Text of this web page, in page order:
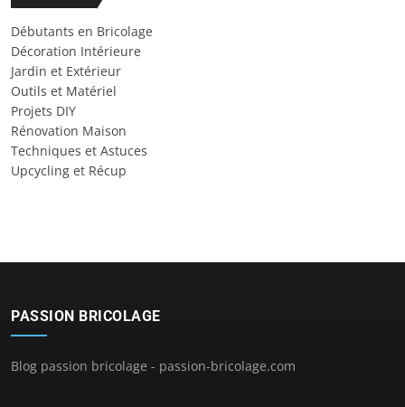
Débutants en Bricolage
Décoration Intérieure
Jardin et Extérieur
Outils et Matériel
Projets DIY
Rénovation Maison
Techniques et Astuces
Upcycling et Récup
PASSION BRICOLAGE
Blog passion bricolage - passion-bricolage.com